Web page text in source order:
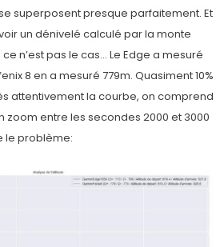
superposent presque parfaitement. Et
un dénivelé calculé par la monte
n’est pas le cas… Le Edge a mesuré
8 en a mesuré 779m. Quasiment 10%
attentivement la courbe, on comprend
zoom entre les secondes 2000 et 3000
le problème: